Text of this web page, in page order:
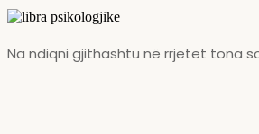
Na ndiqni gjithashtu në rrjetet tona